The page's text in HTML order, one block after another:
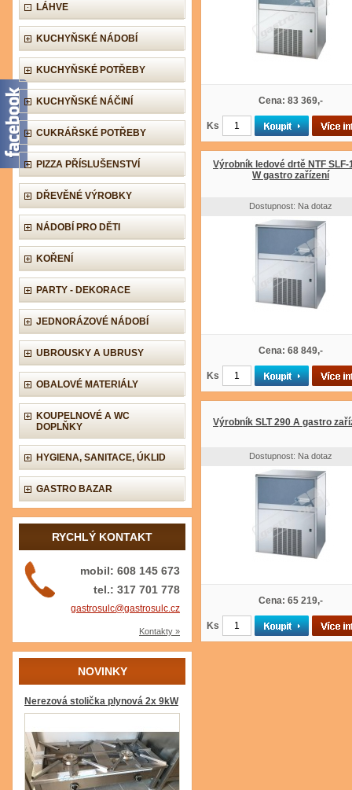
LÁHVE
KUCHYŇSKÉ NÁDOBÍ
KUCHYŇSKÉ POTŘEBY
KUCHYŇSKÉ NÁČINÍ
CUKRÁŘSKÉ POTŘEBY
PIZZA PŘÍSLUŠENSTVÍ
DŘEVĚNÉ VÝROBKY
NÁDOBÍ PRO DĚTI
KOŘENÍ
PARTY - DEKORACE
JEDNORÁZOVÉ NÁDOBÍ
UBROUSKY A UBRUSY
OBALOVÉ MATERIÁLY
KOUPELNOVÉ A WC
DOPLŇKY
HYGIENA, SANITACE, ÚKLID
GASTRO BAZAR
RYCHLÝ KONTAKT
mobil: 608 145 673
tel.: 317 701 778
gastrosulc@gastrosulc.cz
Kontakty »
NOVINKY
Nerezová stolička plynová 2x 9kW
Cena: 83 369,-
Ks
Výrobník ledové drtě NTF SLF-
W gastro zařízení
Dostupnost: Na dotaz
Cena: 68 849,-
Ks
Výrobník SLT 290 A gastro
Dostupnost: Na dotaz
Cena: 65 219,-
Ks